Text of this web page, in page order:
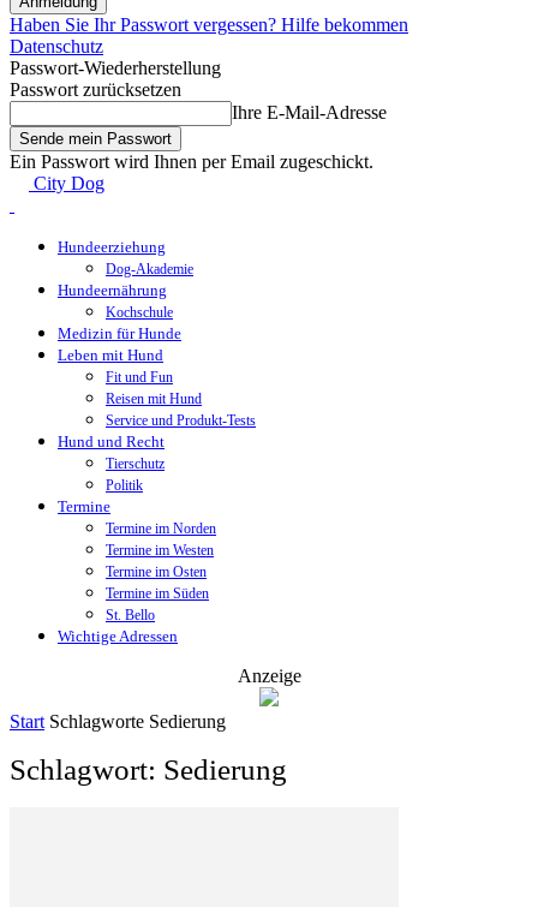
Haben Sie Ihr Passwort vergessen? Hilfe bekommen
Datenschutz
Passwort-Wiederherstellung
Passwort zurücksetzen
Ihre E-Mail-Adresse
Ein Passwort wird Ihnen per Email zugeschickt.
City Dog
Hundeerziehung
Dog-Akademie
Hundeernährung
Kochschule
Medizin für Hunde
Leben mit Hund
Fit und Fun
Reisen mit Hund
Service und Produkt-Tests
Hund und Recht
Tierschutz
Politik
Termine
Termine im Norden
Termine im Westen
Termine im Osten
Termine im Süden
St. Bello
Wichtige Adressen
Anzeige
Start Schlagworte Sedierung
Schlagwort: Sedierung